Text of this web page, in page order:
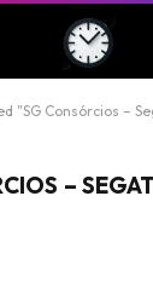
"SG Consórcios –
–